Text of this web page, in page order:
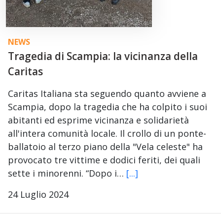
NEWS
Tragedia di Scampia: la vicinanza della
Caritas
Caritas Italiana sta seguendo quanto avviene a
Scampia, dopo la tragedia che ha colpito i suoi
abitanti ed esprime vicinanza e solidarietà
all'intera comunità locale. Il crollo di un ponte-
ballatoio al terzo piano della "Vela celeste" ha
provocato tre vittime e dodici feriti, dei quali
sette i minorenni. “Dopo i… [...]
24 Luglio 2024